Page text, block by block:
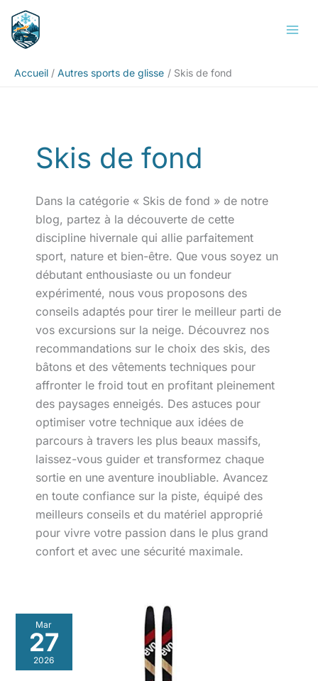
contenu
Accueil Autres sports de glisse Skis de fond
Skis de fond
Dans la catégorie « Skis de fond » de notre
blog, partez à la découverte de cette
discipline hivernale qui allie parfaitement
sport, nature et bien-être. Que vous soyez un
débutant enthousiaste ou un fondeur
expérimenté, nous vous proposons des
conseils adaptés pour tirer le meilleur parti de
vos excursions sur la neige. Découvrez nos
recommandations sur le choix des skis, des
bâtons et des vêtements techniques pour
affronter le froid tout en profitant pleinement
des paysages enneigés. Des astuces pour
optimiser votre technique aux idées de
parcours à travers les plus beaux massifs,
laissez-vous guider et transformez chaque
sortie en une aventure inoubliable. Avancez
en toute confiance sur la piste, équipé des
meilleurs conseils et du matériel approprié
pour vivre votre passion dans le plus grand
confort et avec une sécurité maximale.
Mar
27
2026
Test
du
ski
Rossignol
EVO
Rechercher